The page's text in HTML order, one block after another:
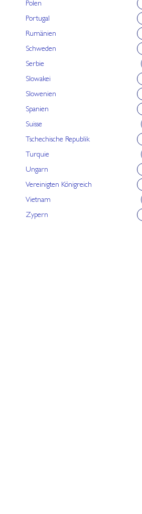
Polen
Portugal
Rumänien
Schweden
Serbie
Slowakei
Slowenien
Spanien
Suisse
Tschechische Republik
Turquie
Ungarn
Vereinigten Königreich
Vietnam
Zypern